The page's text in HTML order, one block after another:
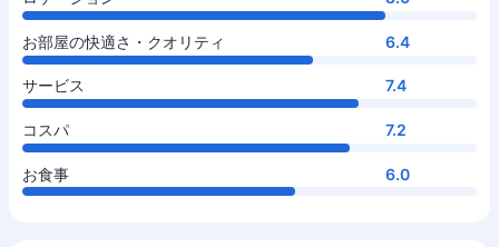
お部屋の快適さ・クオリティ 6.4
サービス 7.4
コスパ 7.2
お食事 6.0